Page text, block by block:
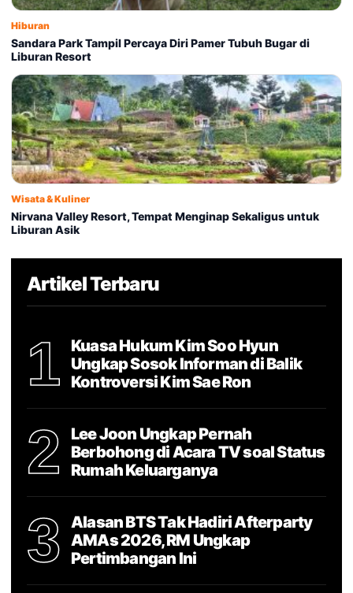
Hiburan
Sandara Park Tampil Percaya Diri Pamer Tubuh Bugar di
Liburan Resort
Wisata & Kuliner
Nirvana Valley Resort, Tempat Menginap Sekaligus untuk
Liburan Asik
Artikel Terbaru
1
Kuasa Hukum Kim Soo Hyun
Ungkap Sosok Informan di Balik
Kontroversi Kim Sae Ron
2
Lee Joon Ungkap Pernah
Berbohong di Acara TV soal Status
Rumah Keluarganya
3
Alasan BTS Tak Hadiri Afterparty
AMAs 2026, RM Ungkap
Pertimbangan Ini